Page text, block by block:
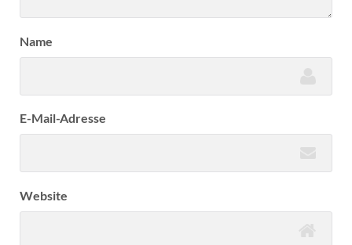
Name
E-Mail-Adresse
Website